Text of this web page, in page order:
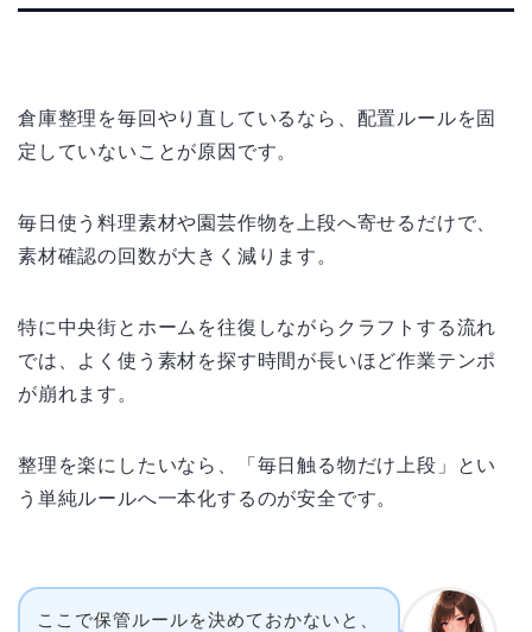
倉庫整理を毎回やり直しているなら、配置ルールを固
定していないことが原因です。
毎日使う料理素材や園芸作物を上段へ寄せるだけで、
素材確認の回数が大きく減ります。
特に中央街とホームを往復しながらクラフトする流れ
では、よく使う素材を探す時間が長いほど作業テンポ
が崩れます。
整理を楽にしたいなら、「毎日触る物だけ上段」とい
う単純ルールへ一本化するのが安全です。
ここで保管ルールを決めておかないと、